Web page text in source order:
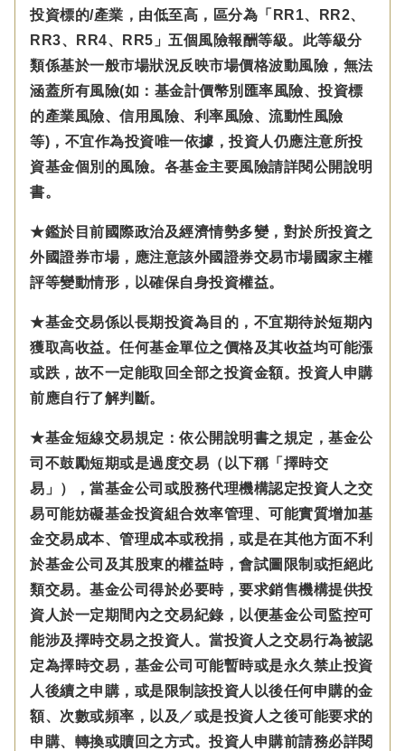
投資標的/產業，由低至高，區分為「RR1、RR2、
RR3、RR4、RR5」五個風險報酬等級。此等級分
類係基於一般市場狀況反映市場價格波動風險，無法
涵蓋所有風險(如：基金計價幣別匯率風險、投資標
的產業風險、信用風險、利率風險、流動性風險
等)，不宜作為投資唯一依據，投資人仍應注意所投
資基金個別的風險。各基金主要風險請詳閱公開說明
書。
★鑑於目前國際政治及經濟情勢多變，對於所投資之
外國證券市場，應注意該外國證券交易市場國家主權
評等變動情形，以確保自身投資權益。
★基金交易係以長期投資為目的，不宜期待於短期內
獲取高收益。任何基金單位之價格及其收益均可能漲
或跌，故不一定能取回全部之投資金額。投資人申購
前應自行了解判斷。
★基金短線交易規定：依公開說明書之規定，基金公
司不鼓勵短期或是過度交易（以下稱「擇時交
易」），當基金公司或股務代理機構認定投資人之交
易可能妨礙基金投資組合效率管理、可能實質增加基
金交易成本、管理成本或稅捐，或是在其他方面不利
於基金公司及其股東的權益時，會試圖限制或拒絕此
類交易。基金公司得於必要時，要求銷售機構提供投
資人於一定期間內之交易紀錄，以便基金公司監控可
能涉及擇時交易之投資人。當投資人之交易行為被認
定為擇時交易，基金公司可能暫時或是永久禁止投資
人後續之申購，或是限制該投資人以後任何申購的金
額、次數或頻率，以及／或是投資人之後可能要求的
申購、轉換或贖回之方式。投資人申購前請務必詳閱